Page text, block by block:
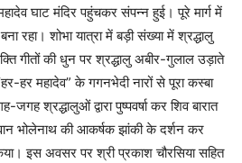
घाट मंदिर पहुंचकर संपन्न हुई। पूरे मार्ग में
रहा। शोभा यात्रा में बड़ी संख्या में श्रद्धालु
गीतों की धुन पर श्रद्धालु अबीर-गुलाल उड़ाते
हर महादेव” के गगनभेदी नारों से पूरा कस्बा
जगह श्रद्धालुओं द्वारा पुष्पवर्षा कर शिव बारात
भोलेनाथ की आकर्षक झांकी के दर्शन कर
इस अवसर पर श्री प्रकाश चौरसिया सहित